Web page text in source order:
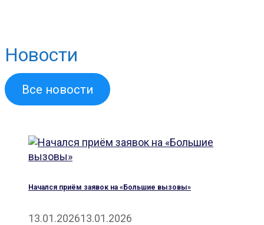
Новости
Все новости
Начался приём заявок на «Большие вызовы»
13.01.202613.01.2026